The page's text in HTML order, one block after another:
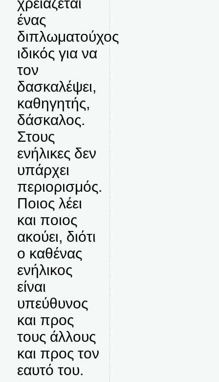
ένας
διπλωματούχος
ιδικός για να
τον
δασκαλέψει,
καθηγητής,
δάσκαλος.
Στους
ενήλικες δεν
υπάρχει
περιορισμός.
Ποιος λέει
και ποιος
ακούει, διότι
ο καθένας
ενήλικος
είναι
υπεύθυνος
και προς
τους άλλους
και προς τον
εαυτό του.